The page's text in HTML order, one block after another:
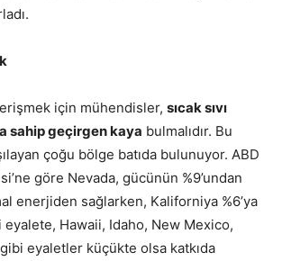
için mühendisler, sıcak sıvı
sahip geçirgen kaya bulmalıdır. Bu
çoğu bölge batıda bulunuyor. ABD
ne göre Nevada, gücünün %9’undan
enerjiden sağlarken, Kaliforniya %6’ya
eyalete, Hawaii, Idaho, New Mexico,
eyaletler küçükte olsa katkıda